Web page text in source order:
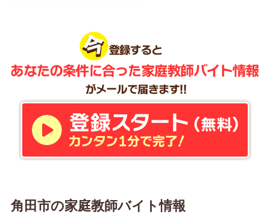
角田市の家庭教師バイト情報